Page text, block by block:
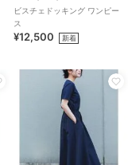
ビスチェドッキング ワンピー
ス
¥12,500 新着